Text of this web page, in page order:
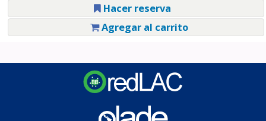
Hacer reserva
Agregar al carrito